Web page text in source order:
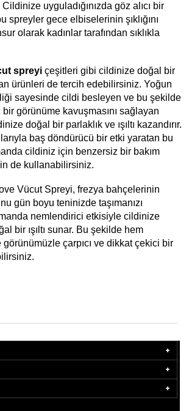
uyguladığınızda göz alıcı bir
spreyler gece elbiselerinin şıklığını
olarak kadınlar tarafından sıklıkla
spreyi çeşitleri gibi cildinize doğal bir
ürünleri de tercih edebilirsiniz. Yoğun
sayesinde cildi besleyen ve bu şekilde
görünüme kavuşmasını sağlayan
doğal bir parlaklık ve ışıltı kazandırır.
baş döndürücü bir etki yaratan bu
cildiniz için benzersiz bir bakım
de kullanabilirsiniz.
Vücut Spreyi, frezya bahçelerinin
gün boyu teninizde taşımanızı
nemlendirici etkisiyle cildinize
bir ışıltı sunar. Bu şekilde hem
çarpıcı ve dikkat çekici bir